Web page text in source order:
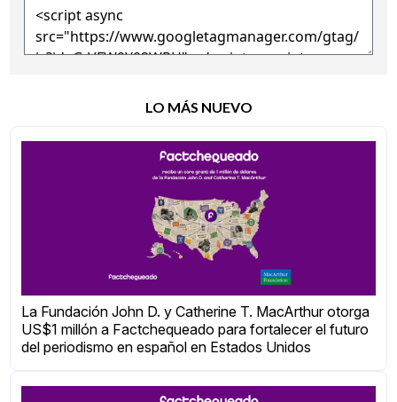
LO MÁS NUEVO
La Fundación John D. y Catherine T. MacArthur otorga
US$1 millón a Factchequeado para fortalecer el futuro
del periodismo en español en Estados Unidos